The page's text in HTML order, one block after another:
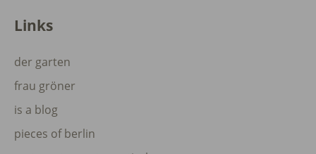
Links
der garten
frau gröner
is a blog
pieces of berlin